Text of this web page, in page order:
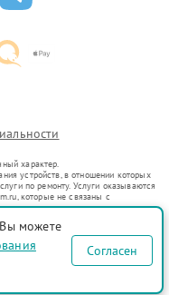
характер.
устройств, в отношении которых
по ремонту. Услуги оказываются
которые не связаны с
представителями.
оборот в соответствии
услуг или введения
о предоставляемых услугах по
офертой, определяемой
можете
Согласен